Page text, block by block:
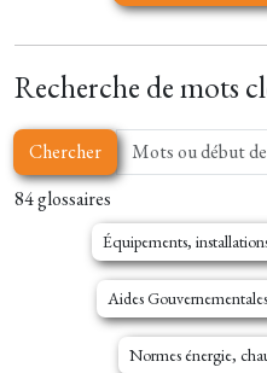
Recherche de mots
Chercher
84 glossaires
Équipements,
Aides
Normes énergie,